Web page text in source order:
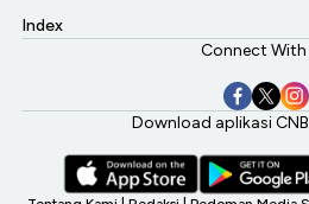
Index
Connect With
Download aplikasi